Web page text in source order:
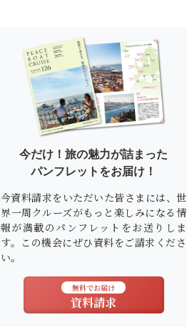
今だけ！旅の魅力が詰まった
パンフレットをお届け！
今資料請求をいただいた皆さまには、世
界一周クルーズがもっと楽しみになる情
報が満載のパンフレットをお送りしま
す。この機会にぜひ資料をご請求くださ
い。
無料でお届け
資料請求